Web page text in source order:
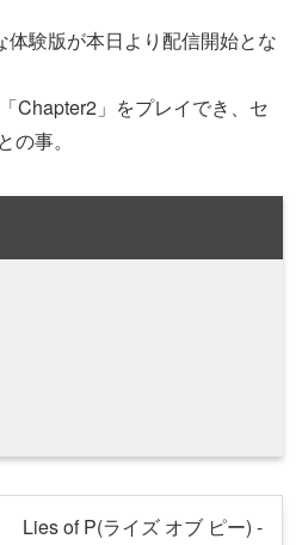
験版が本日より配信開始とな
Chapter2」をプレイでき、セ
事。
Lies of P(ライズ オブ ピー) -